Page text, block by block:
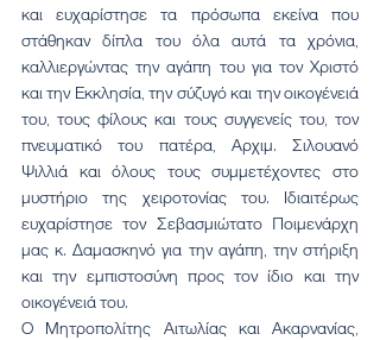
και ευχαρίστησε τα πρόσωπα εκείνα που
στάθηκαν δίπλα του όλα αυτά τα χρόνια,
καλλιεργώντας την αγάπη του για τον Χριστό
και την Εκκλησία, την σύζυγό και την οικογένειά
του, τους φίλους και τους συγγενείς του, τον
πνευματικό του πατέρα, Αρχιμ. Σιλουανό
Ψιλλιά και όλους τους συμμετέχοντες στο
μυστήριο της χειροτονίας του. Ιδιαιτέρως
ευχαρίστησε τον Σεβασμιώτατο Ποιμενάρχη
μας κ. Δαμασκηνό για την αγάπη, την στήριξη
και την εμπιστοσύνη προς τον ίδιο και την
οικογένειά του.
Ο Μητροπολίτης Αιτωλίας και Ακαρνανίας,